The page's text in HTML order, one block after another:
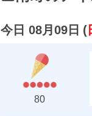
今日 08月09日 (
80